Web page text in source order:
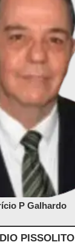
P Galhardo
PISSOLITO